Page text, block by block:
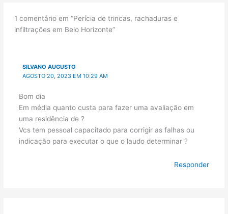
1 comentário em “Perícia de trincas, rachaduras e
infiltrações em Belo Horizonte”
SILVANO AUGUSTO
AGOSTO 20, 2023 EM 10:29 AM
Bom dia
Em média quanto custa para fazer uma avaliação em
uma residência de ?
Vcs tem pessoal capacitado para corrigir as falhas ou
indicação para executar o que o laudo determinar ?
Responder